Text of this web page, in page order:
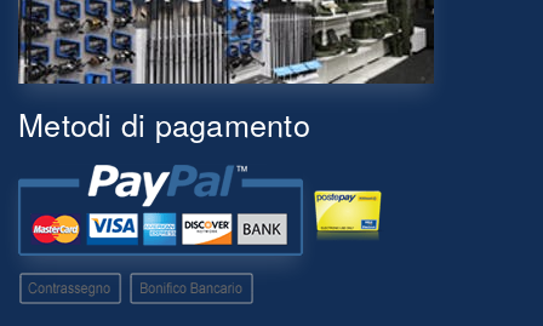
Metodi di pagamento